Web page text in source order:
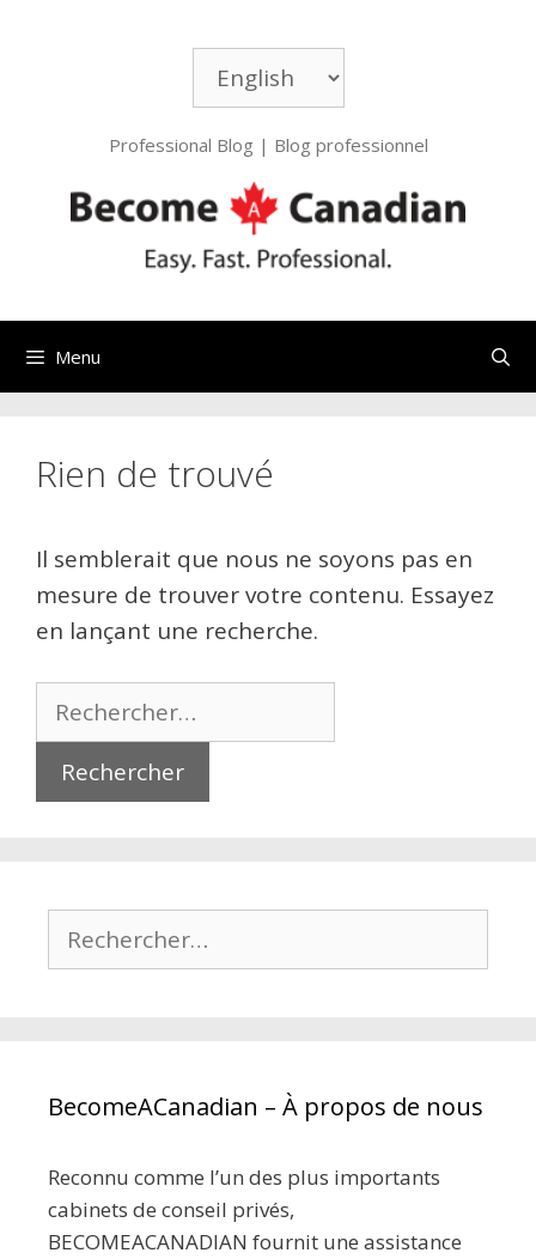
Choisir
une
langue
Professional Blog | Blog professionnel
Menu
Rien de trouvé
Il semblerait que nous ne soyons pas en
mesure de trouver votre contenu. Essayez
en lançant une recherche.
Rechercher :
Rechercher :
BecomeACanadian – À propos de nous
Reconnu comme l’un des plus importants
cabinets de conseil privés,
BECOMEACANADIAN fournit une assistance